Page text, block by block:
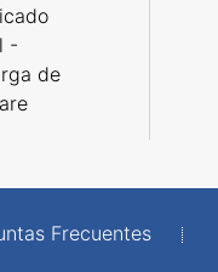
-
de
Frecuentes